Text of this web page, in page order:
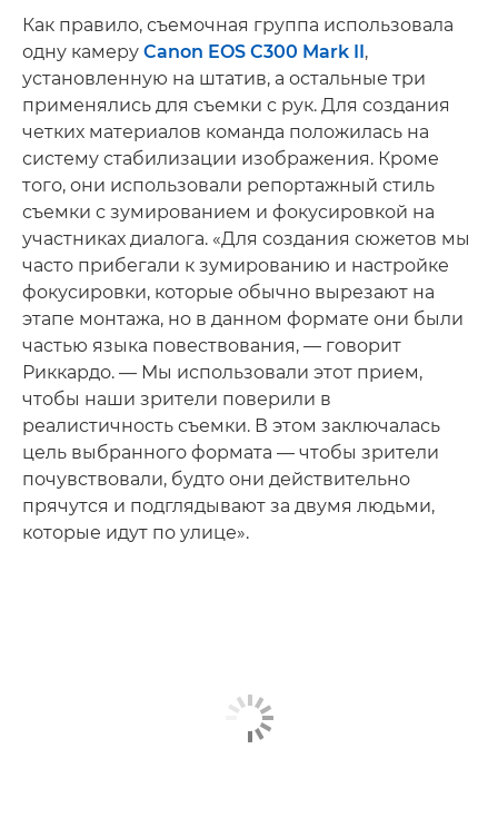
Как правило, съемочная группа использовала
одну камеру Canon EOS C300 Mark II,
установленную на штатив, а остальные три
применялись для съемки с рук. Для создания
четких материалов команда положилась на
систему стабилизации изображения. Кроме
того, они использовали репортажный стиль
съемки с зумированием и фокусировкой на
участниках диалога. «Для создания сюжетов мы
часто прибегали к зумированию и настройке
фокусировки, которые обычно вырезают на
этапе монтажа, но в данном формате они были
частью языка повествования, — говорит
Риккардо. — Мы использовали этот прием,
чтобы наши зрители поверили в
реалистичность съемки. В этом заключалась
цель выбранного формата — чтобы зрители
почувствовали, будто они действительно
прячутся и подглядывают за двумя людьми,
которые идут по улице».